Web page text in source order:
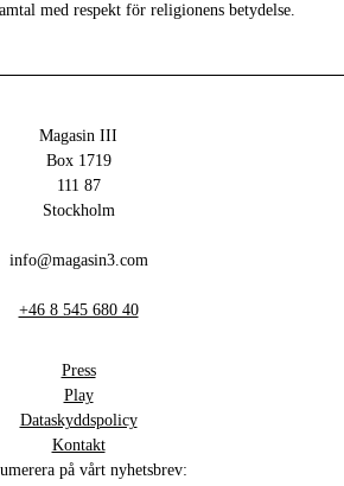
med respekt för religionens betydelse.
Magasin III
Box 1719
111 87
Stockholm
info@magasin3.com
+46 8 545 680 40
Press
Play
Dataskyddspolicy
Kontakt
på vårt nyhetsbrev: